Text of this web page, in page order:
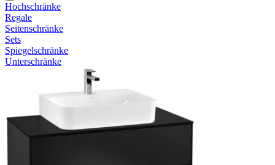
Hochschränke
Regale
Seitenschränke
Sets
Spiegelschränke
Unterschränke